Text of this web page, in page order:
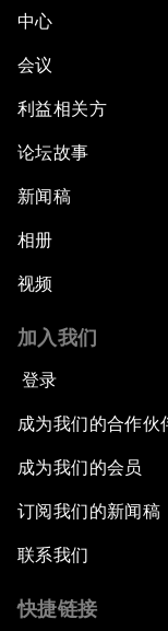
中心
会议
利益相关方
论坛故事
新闻稿
相册
视频
加入我们
登录
成为我们的合作伙
成为我们的会员
订阅我们的新闻稿
联系我们
快捷链接